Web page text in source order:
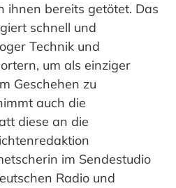
ihnen bereits getötet. Das
schnell und
Technik und
um als einziger
Geschehen zu
auch die
diese an die
im Sendestudio
Radio und